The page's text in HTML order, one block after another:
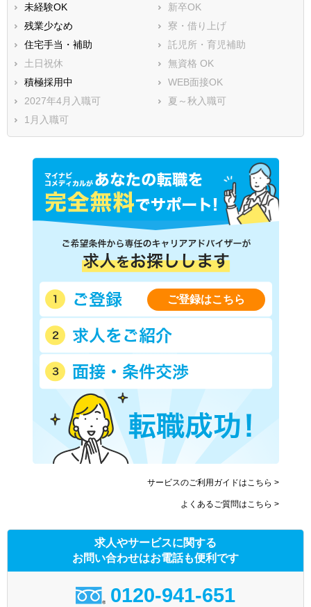
未経験OK
新卒OK
残業少なめ
寮・借り上げ
住宅手当・補助
託児所・育児補助
土日祝休
無資格 OK
積極採用中
WEB面接OK
2027年4月入職可
夏～秋入職可
1月入職可
ご登録はこちら
サービスのご利用ガイドはこちら >
よくあるご質問はこちら >
求人やサービスに関する
お問い合わせはお電話も便利です
0120-941-651